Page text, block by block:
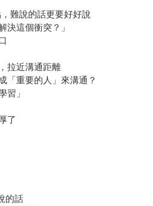
難說的話更要好好說
決這個衝突？」
拉近溝通距離
「重要的人」來溝通？
習」
了
的話